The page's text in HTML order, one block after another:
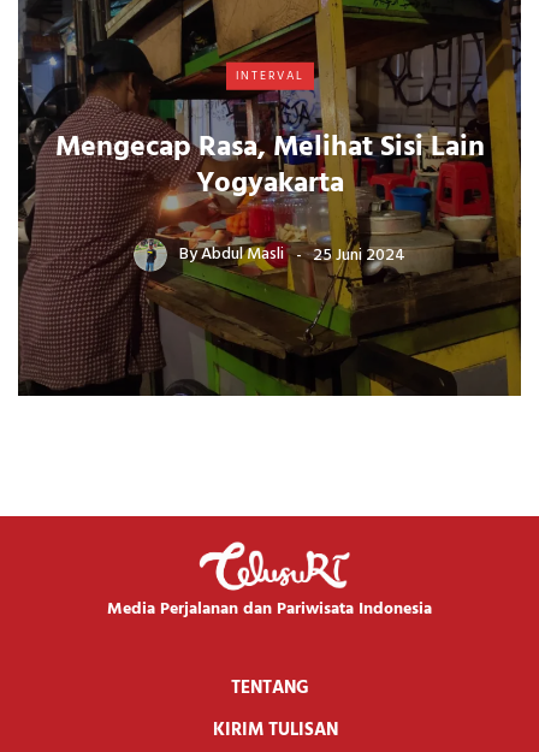
INTERVAL
Mengecap Rasa, Melihat Sisi Lain
Yogyakarta
ByAbdul Masli 25 Juni 2024
Media Perjalanan dan Pariwisata Indonesia
TENTANG
KIRIM TULISAN